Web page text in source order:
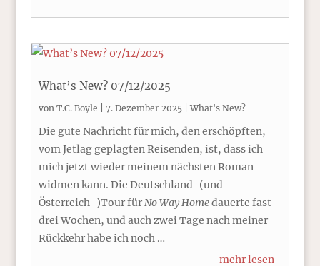
What’s New? 07/12/2025
von T.C. Boyle 7. Dezember 2025|What's New?
Die gute Nachricht für mich, den erschöpften,
vom Jetlag geplagten Reisenden, ist, dass ich
mich jetzt wieder meinem nächsten Roman
widmen kann. Die Deutschland-(und
Österreich-)Tour fürNo Way Homedauerte fast
drei Wochen, und auch zwei Tage nach meiner
Rückkehr habe ich noch …
mehr lesen